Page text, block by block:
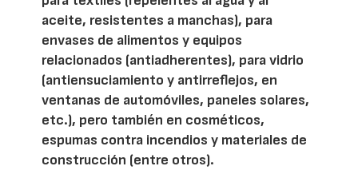
aceite, resistentes a manchas), para
envases de alimentos y equipos
relacionados (antiadherentes), para vidrio
(antiensuciamiento y antirreflejos, en
ventanas de automóviles, paneles solares,
etc.), pero también en cosméticos,
espumas contra incendios y materiales de
construcción (entre otros).